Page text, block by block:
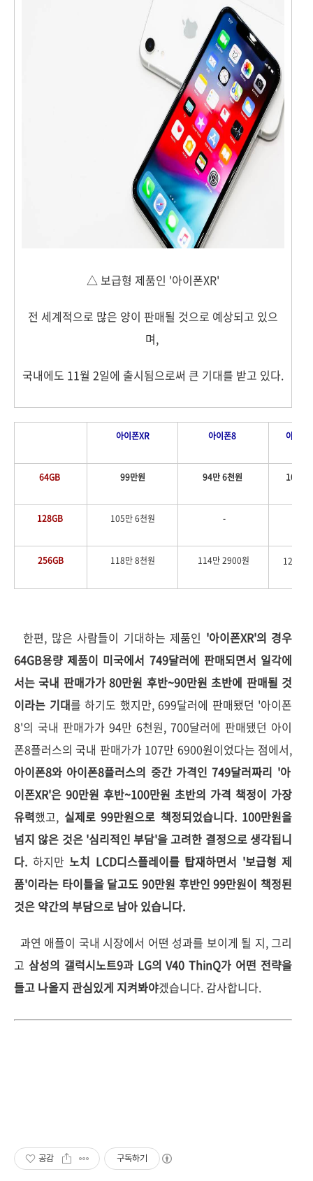
△ 보급형 제품인 '아이폰XR'
전 세계적으로 많은 양이 판매될 것으로 예상되고 있으
며,
국내에도 11월 2일에 출시됨으로써 큰 기대를 받고 있다.
아이폰XR 아이폰8 아
64GB 99만원 94만 6천원 107만
128GB 105만 6천원 -
256GB 118만 8천원 114만 2900원 128만
한편, 많은 사람들이 기대하는 제품인 '아이폰XR'의 경우
64GB용량 제품이 미국에서 749달러에 판매되면서 일각에
서는 국내 판매가가 80만원 후반~90만원 초반에 판매될 것
이라는 기대를 하기도 했지만, 699달러에 판매됐던 '아이폰
8'의 국내 판매가가 94만 6천원, 700달러에 판매됐던 아이
폰8플러스의 국내 판매가가 107만 6900원이었다는 점에서,
아이폰8와 아이폰8플러스의 중간 가격인 749달러짜리 '아
이폰XR'은 90만원 후반~100만원 초반의 가격 책정이 가장
유력했고, 실제로 99만원으로 책정되었습니다. 100만원을
넘지 않은 것은 '심리적인 부담'을 고려한 결정으로 생각됩니
다. 하지만 노치 LCD디스플레이를 탑재하면서 '보급형 제
품'이라는 타이틀을 달고도 90만원 후반인 99만원이 책정된
것은 약간의 부담으로 남아 있습니다.
과연 애플이 국내 시장에서 어떤 성과를 보이게 될 지, 그리
고 삼성의 갤럭시노트9과 LG의 V40 ThinQ가 어떤 전략을
들고 나올지 관심있게 지켜봐야겠습니다. 감사합니다.
공감 구독하기